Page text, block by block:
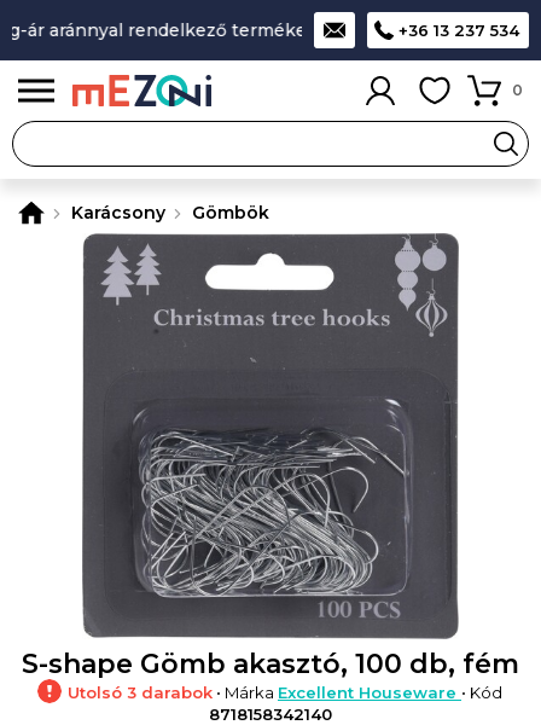
aránnyal rendelkező termékek A legjobb design-
+36 13 237 534
0
Karácsony Gömbök
S-shape Gömb akasztó, 100 db, fém
Utolsó 3 darabok • Márka Excellent Houseware • Kód
8718158342140